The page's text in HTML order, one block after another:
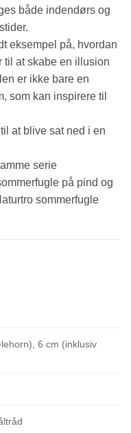
både indendørs og
eksempel på, hvordan
til at skabe en illusion
er ikke bare en
som kan inspirere til
at blive sat ned i en
serie
på pind og
sommerfugle
6 cm (inklusiv